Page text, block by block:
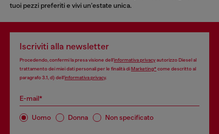
tuoi pezzi preferiti e vivi un’estate unica.
Iscriviti alla newsletter
Procedendo, confermi la presa visione dell’informativa privacyautorizzo Diesel al
trattamento dei miei dati personali per le finalità diMarketing*come descritto al
paragrafo 3.1, d) dell’informativa privacy.
E-mail*
Uomo Donna Non specificato